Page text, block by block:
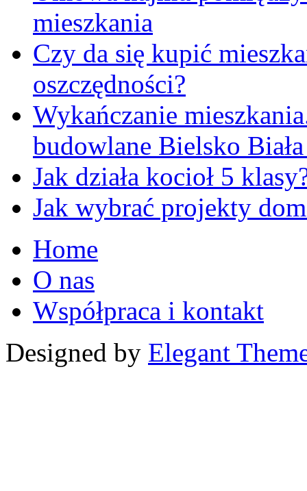
mieszkania
Czy da się kupić
oszczędności?
Wykańczanie
budowlane Bielsko
Jak działa kocioł 5
Jak wybrać projekty
Home
O nas
Współpraca i kontakt
Designed by Elegant